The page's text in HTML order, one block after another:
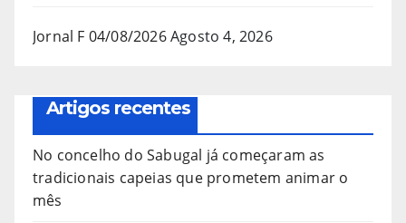
Jornal F 04/08/2026Agosto 4, 2026
Artigos recentes
No concelho do Sabugal já começaram as
tradicionais capeias que prometem animar o
mês